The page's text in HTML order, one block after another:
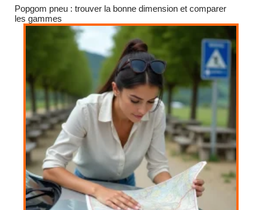
Popgom pneu : trouver la bonne dimension et comparer
les gammes